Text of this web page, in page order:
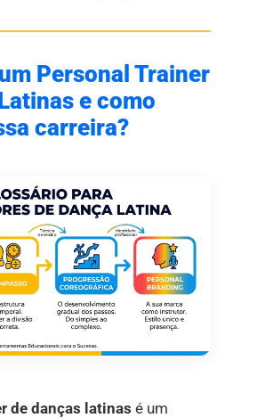
Personal Trainer
e como
carreira?
de danças latinas é um